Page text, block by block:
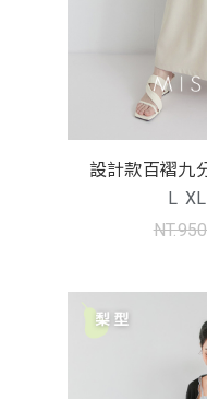
設計款百褶九
L XL
NT.950